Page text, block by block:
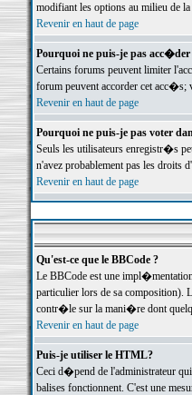
modifiant les options au milieu de
Revenir en haut de page
Pourquoi ne puis-je pas
Certains forums peuvent limiter
forum peuvent accorder cet acc�s;
Revenir en haut de page
Pourquoi ne puis-je pas voter
Seuls les utilisateurs enregistr�s
n'avez probablement pas les
Revenir en haut de page
Qu'est-ce que le BBCode ?
Le BBCode est une
particulier lors de sa composition).
contr�le sur la mani�re dont
Revenir en haut de page
Puis-je utiliser le HTML?
Ceci d�pend de l'administrateur
balises fonctionnent. C'est une